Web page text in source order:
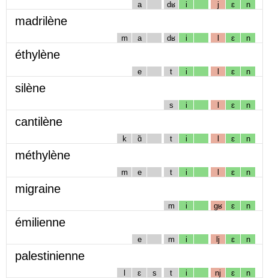
a dʁ i j ɛ n
madrilène
m a dʁ i l ɛ n
éthylène
e t i l ɛ n
silène
s i l ɛ n
cantilène
k ɑ̃ t i l ɛ n
méthylène
m e t i l ɛ n
migraine
m i gʁ ɛ n
émilienne
e m i lj ɛ n
palestinienne
l ɛ s t i nj ɛ n